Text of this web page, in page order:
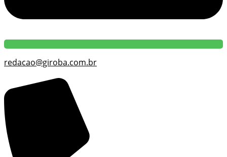
redacao@giroba.com.br